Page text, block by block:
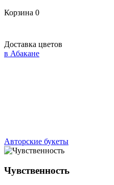
Корзина 0
Доставка цветов
в Абакане
Авторские букеты
Чувственность